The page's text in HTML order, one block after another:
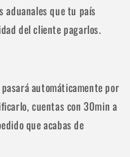
aduanales que tu país
del cliente pagarlos.
automáticamente por
cuentas con 30min a
que acabas de